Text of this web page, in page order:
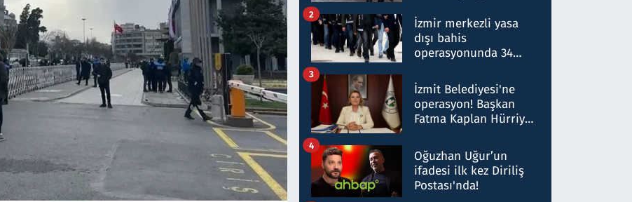
hakkında gözaltı kararı
İzmir merkezli yasa
dışı bahis
operasyonunda 34
Milyar liralık para
trafiği tespit edildi
2
İzmit Belediyesi'ne
operasyon! Başkan
Fatma Kaplan Hürriyet
3
Oğuzhan Uğur’un
ifadesi ilk kez Diriliş
Postası'nda!
4